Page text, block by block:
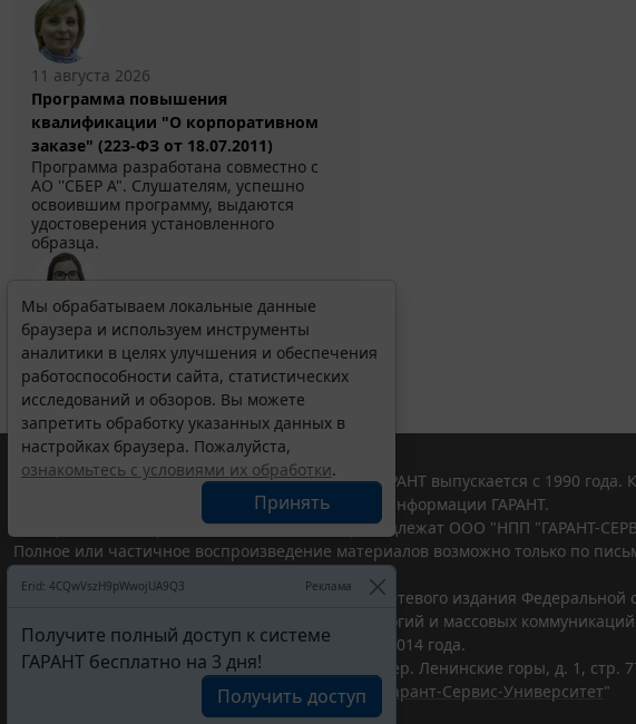
11 августа 2026
Программа повышения
квалификации "О корпоративном
заказе" (223-ФЗ от 18.07.2011)
Программа разработана совместно с
АО ''СБЕР А". Слушателям, успешно
освоившим программу, выдаются
удостоверения установленного
образца.
Выберите тему программы повышения квалификации
для юристов ...
Мы обрабатываем локальные данные
браузера и используем инструменты
аналитики в целях улучшения и обеспечения
работоспособности сайта, статистических
исследований и обзоров. Вы можете
запретить обработку указанных данных в
настройках браузера. Пожалуйста,
ознакомьтесь с условиями их обработки.
Принять
Erid: 4CQwVszH9pWwojUA9Q3 Реклама
Получите полный доступ к системе
ГАРАНТ бесплатно на 3 дня!
Получить доступ
© ООО "НПП "ГАРАНТ-СЕРВИС", 2026. Система ГАРАНТ выпускается с 1990
участниками Российской ассоциации правовой информации ГАРАНТ.
Все права на материалы сайта ГАРАНТ.РУ принадлежат ООО "НПП "ГАРАНТ-
Полное или частичное воспроизведение материалов возможно только по
Портал ГАРАНТ.РУ зарегистрирован в качестве сетевого издания Федеральной
надзору в сфере связи,информационных технологий и массовых коммуникаций
(Роскомнадзором), Эл № ФС77-58365 от 18 июня 2014 года.
ООО "НПП "ГАРАНТ-СЕРВИС", 119234, г. Москва, тер. Ленинские горы, д. 1, стр.
Разработчик ЭПС Система ГАРАНТ – ООО "НПП "
Гарант-Сервис-Университет"